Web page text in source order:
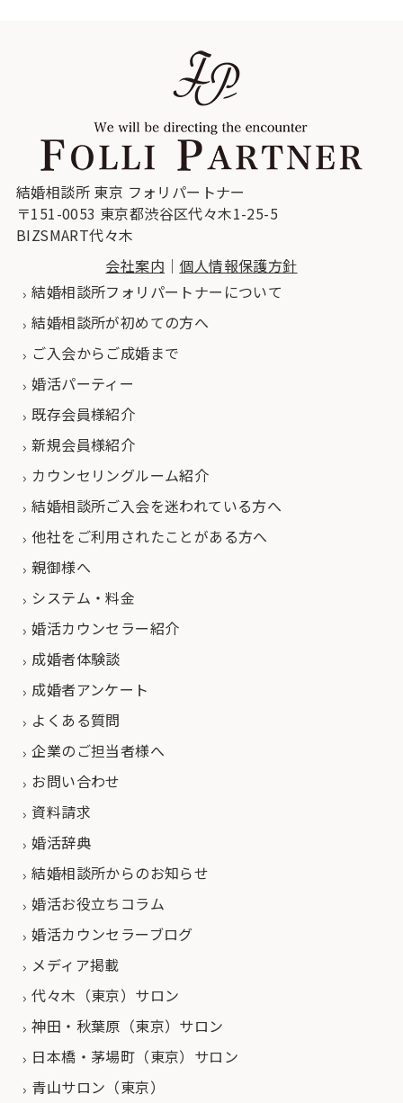
結婚相談所 東京 フォリパートナー
〒151-0053 東京都渋谷区代々木1-25-5
BIZSMART代々木
会社案内 ｜ 個人情報保護方針
結婚相談所フォリパートナーについて
結婚相談所が初めての方へ
ご入会からご成婚まで
婚活パーティー
既存会員様紹介
新規会員様紹介
カウンセリングルーム紹介
結婚相談所ご入会を迷われている方へ
他社をご利用されたことがある方へ
親御様へ
システム・料金
婚活カウンセラー紹介
成婚者体験談
成婚者アンケート
よくある質問
企業のご担当者様へ
お問い合わせ
資料請求
婚活辞典
結婚相談所からのお知らせ
婚活お役立ちコラム
婚活カウンセラーブログ
メディア掲載
代々木（東京）サロン
神田・秋葉原（東京）サロン
日本橋・茅場町（東京）サロン
青山サロン（東京）